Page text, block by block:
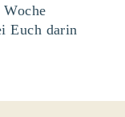
Euch darin